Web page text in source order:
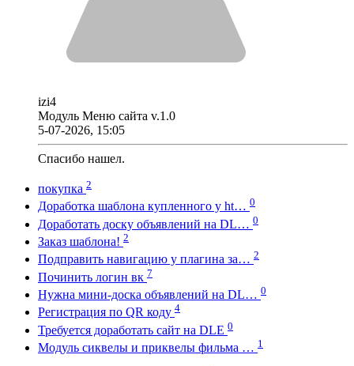
izi4
Модуль Меню сайта v.1.0
5-07-2026, 15:05
Спасибо нашел.
покупка 2
Доработка шаблона купленного у ht… 0
Доработать доску объявлений на DL… 0
Заказ шаблона! 2
Подправить навигацию у плагина за… 2
Починить логин вк 7
Нужна мини-доска объявлений на DL… 0
Регистрация по QR коду 4
Требуется доработать сайт на DLE 0
Модуль сиквелы и приквелы фильма … 1